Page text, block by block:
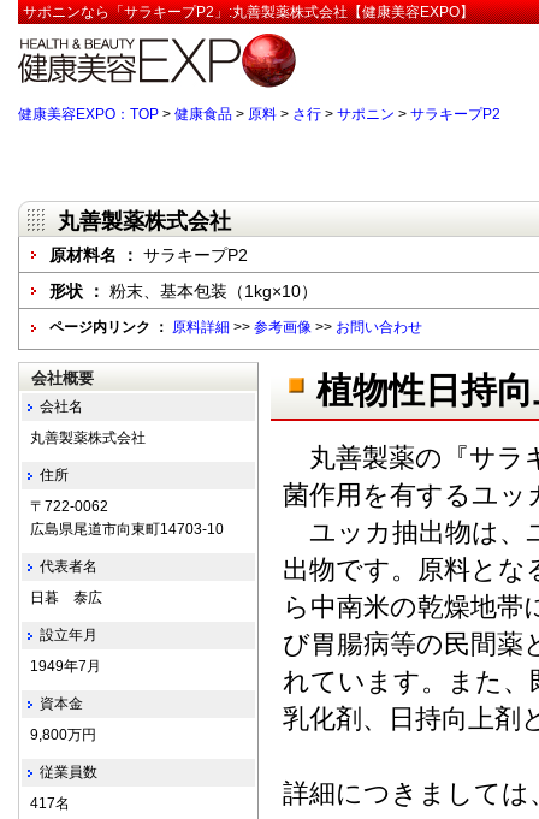
サポニンなら「サラキープP2」:丸善製薬株式会社【健康美容EXPO】
健康美容EXPO：TOP > 健康食品 > 原料 > さ行 > サポニン > サラキープP2
丸善製薬株式会社
原材料名 ： サラキープP2
形状 ： 粉末、基本包装（1kg×10）
ページ内リンク ： 原料詳細 >> 参考画像 >> お問い合わせ
植物性日持
丸善製薬の『サラ
菌作用を有するユッ
ユッカ抽出物は、
出物です。原料とな
ら中南米の乾燥地帯
び胃腸病等の民間薬
れています。また、
乳化剤、日持向上剤
詳細につきましては
会社概要
会社名
丸善製薬株式会社
住所
〒722-0062
広島県尾道市向東町14703-10
代表者名
日暮 泰広
設立年月
1949年7月
資本金
9,800万円
従業員数
417名